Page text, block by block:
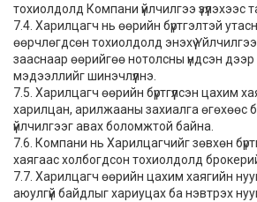
тохиолдолд Компани үйлчилгээ үзүүлэхээс
7.4. Харилцагч нь өөрийн бүртгэлтэй
өөрчлөгдсөн тохиолдолд энэхүү
зааснаар өөрийгөө нотолсны үндсэн дээр
мэдээллийг шинэчлүүлнэ.
7.5. Харилцагч өөрийн бүртгүүлсэн цахим
харилцан, арилжааны захиалга өгөхөөс
үйлчилгээг авах боломжтой байна.
7.6. Компани нь Харилцагчийг зөвхөн
хаягаас холбогдсон тохиолдолд брокерийн
7.7. Харилцагч өөрийн цахим хаягийн
аюулгүй байдлыг хариуцах ба нэвтрэх